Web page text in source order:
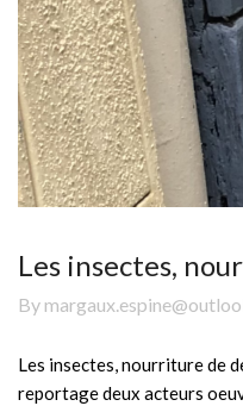
Les insectes,
By
Les insectes, nourriture de
reportage deux acteurs